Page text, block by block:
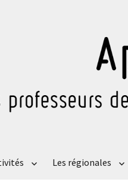
Les régionales